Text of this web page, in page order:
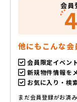
会員
他にもこんな会
会員限定イベン
新規物件情報を
お気に入り・検
まだ会員登録がお済